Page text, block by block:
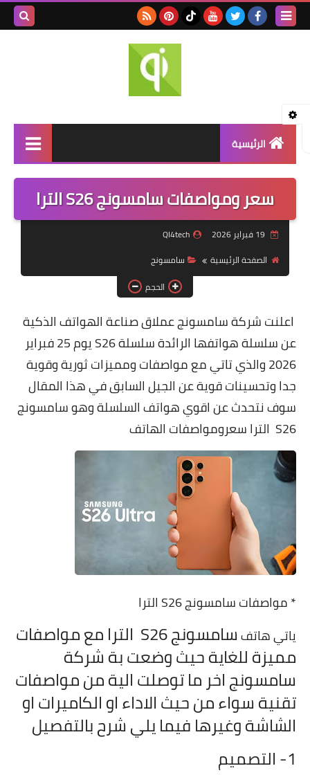
الرئيسية
اخبار التقنية
مراجعة الهواتف
تقنيات السيارات
مقارنات الهواتف الذكية
سعر ومواصفات سامسونج S26 الترا
QI4tech
الصفحة الرئيسية
سامسونج
الحجم
اعلنت شركة سامسونج عملاق صناعة الهواتف الذكية
عن سلسلة هواتفها الرائدة سلسلة S26 يوم 25 فبراير
2026 والذي تاتي مع مواصفات ومميزات ثورية وقوية
جدا وتحسينات قوية عن الجيل السابق في هذا المقال
سوف نتحدث عن اقوي هواتف السلسلة وهو سامسونج
S26 الترا سعرومواصفات الهاتف
* مواصفات سامسونج S26 الترا
ياتي هاتف
سامسونج S26 الترا مع مواصفات
مميزة للغاية حيث وضعت بة شركة
سامسونج اخر ما توصلت الية من مواصفات
تقنية سواء من حيث الاداء او الكاميرات او
الشاشة وغيرها فيما يلي شرح بالتفصيل
1- التصميم